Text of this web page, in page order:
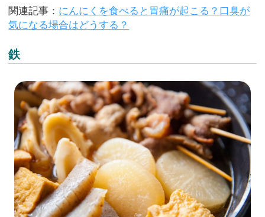
関連記事： にんにくを食べると胃痛が起こる？口臭が
気になる場合はどうする？
鉄